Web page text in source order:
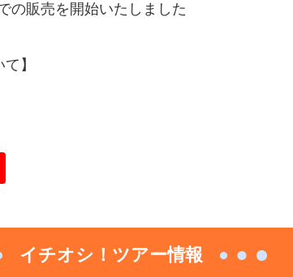
販売を開始いたしました
】
イチオシ！ツアー情報